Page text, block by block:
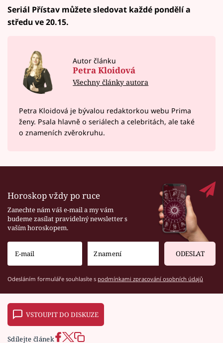
Seriál Přístav můžete sledovat každé pondělí a
středu ve 20.15.
Autor článku
Petra Kloidová
Všechny články autora
Petra Kloidová je bývalou redaktorkou webu Prima
ženy. Psala hlavně o seriálech a celebritách, ale také
o znameních zvěrokruhu.
Horoskop vždy po ruce
Zanechte nám váš e-mail a my vám
budeme zasílat pravidelný newsletter s
vaším horoskopem.
ODESLAT
Odesláním formuláře souhlasíte s podmínkami zpracování osobních údajů
VSTOUPIT DO DISKUZE
Sdílejte článek